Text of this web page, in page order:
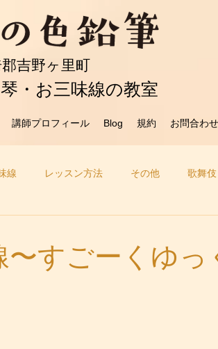
吉野ヶ里町
・お三味線の教室
講師プロフィール Blog 規約 お問合わせ
線 レッスン方法 その他 歌舞伎
すごーくゆっ